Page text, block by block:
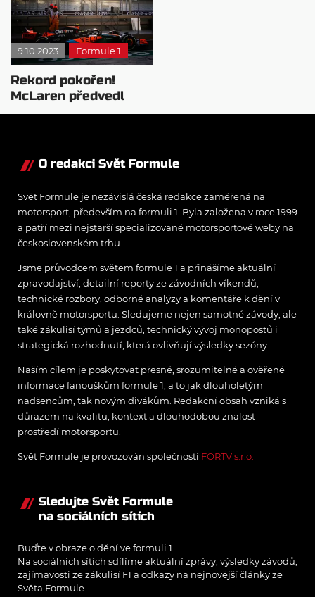
9.10.2023 Formule 1
Rekord pokořen!
McLaren předvedl
parádu v boxech
O redakci Svět Formule
Svět Formule je nezávislá česká redakce zaměřená na
motorsport, především na formuli 1. Byla založena v roce 1999
a patří mezi nejstarší specializované motorsportové weby na
československém trhu.
Jsme průvodcem světem formule 1 a přinášíme aktuální
zpravodajství, detailní reporty ze závodních víkendů,
technické rozbory, odborné analýzy a komentáře k dění v
královně motorsportu. Sledujeme nejen samotné závody, ale
také zákulisí týmů a jezdců, technický vývoj monopostů i
strategická rozhodnutí, která ovlivňují výsledky sezóny.
Naším cílem je poskytovat přesné, srozumitelné a ověřené
informace fanouškům formule 1, a to jak dlouholetým
nadšencům, tak novým divákům. Redakční obsah vzniká s
důrazem na kvalitu, kontext a dlouhodobou znalost
prostředí motorsportu.
Svět Formule je provozován společností FORTV s.r.o.
Sledujte Svět Formule
na sociálních sítích
Buďte v obraze o dění ve formuli 1.
Na sociálních sítích sdílíme aktuální zprávy, výsledky závodů,
zajímavosti ze zákulisí F1 a odkazy na nejnovější články ze
Světa Formule.